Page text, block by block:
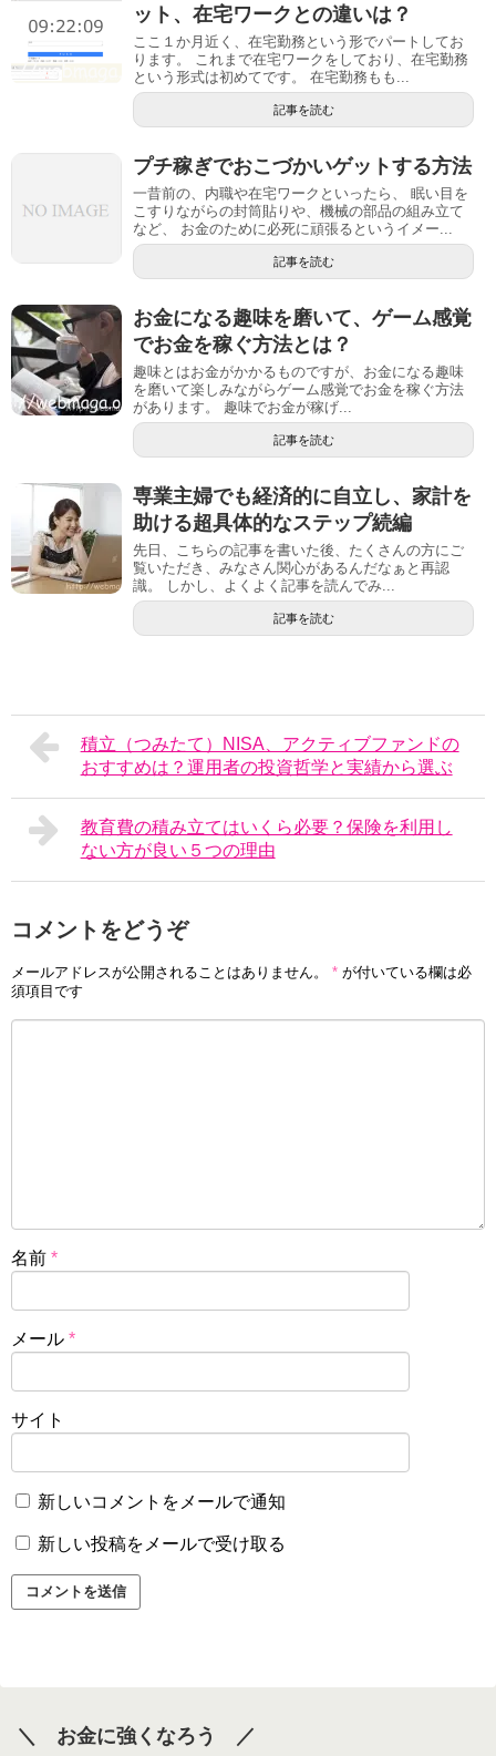
ット、在宅ワークとの違いは？
ここ１か月近く、在宅勤務という形でパートしてお
ります。 これまで在宅ワークをしており、在宅勤務
という形式は初めてです。 在宅勤務もも...
記事を読む
プチ稼ぎでおこづかいゲットする方法
一昔前の、内職や在宅ワークといったら、 眠い目を
こすりながらの封筒貼りや、機械の部品の組み立て
など、 お金のために必死に頑張るというイメー...
記事を読む
お金になる趣味を磨いて、ゲーム感覚
でお金を稼ぐ方法とは？
趣味とはお金がかかるものですが、お金になる趣味
を磨いて楽しみながらゲーム感覚でお金を稼ぐ方法
があります。 趣味でお金が稼げ...
記事を読む
専業主婦でも経済的に自立し、家計を
助ける超具体的なステップ続編
先日、こちらの記事を書いた後、たくさんの方にご
覧いただき、みなさん関心があるんだなぁと再認
識。 しかし、よくよく記事を読んでみ...
記事を読む
積立（つみたて）NISA、アクティブファンドの
おすすめは？運用者の投資哲学と実績から選ぶ
教育費の積み立てはいくら必要？保険を利用し
ない方が良い５つの理由
コメントをどうぞ
メールアドレスが公開されることはありません。 * が付いている欄は必
須項目です
名前 *
メール *
サイト
新しいコメントをメールで通知
新しい投稿をメールで受け取る
＼ お金に強くなろう ／